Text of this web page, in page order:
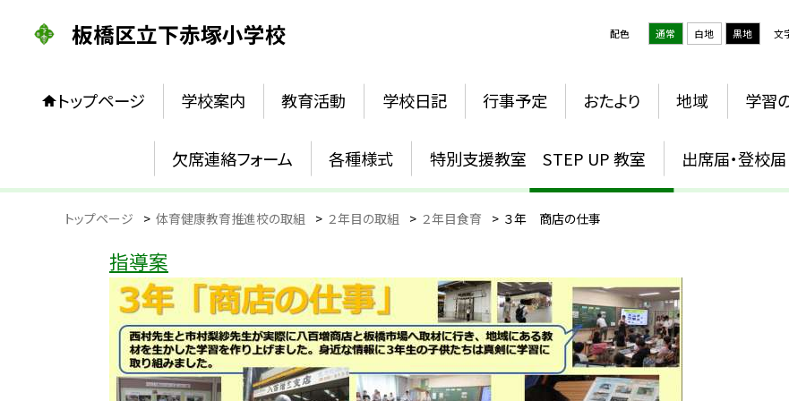
板橋区立下赤塚小学校 配色 通常 白地 黒地 文
トップページ 学校案内 教育活動 学校日記 行事予定 おたより 地域 学習
欠席連絡フォーム 各種様式 特別支援教室 STEP UP 教室 出席届・登校届
３年 商店の仕事
トップページ > 体育健康教育推進校の取組 > ２年目の取組 > ２年目食育 > ３年 商店の仕事
指導案